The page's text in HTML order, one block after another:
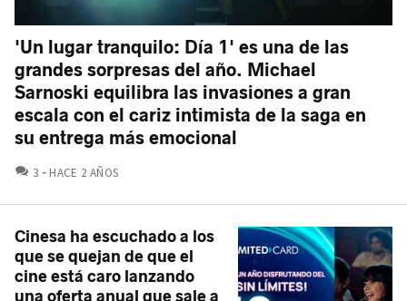
'Un lugar tranquilo: Día 1' es una de las
grandes sorpresas del año. Michael
Sarnoski equilibra las invasiones a gran
escala con el cariz intimista de la saga en
su entrega más emocional
3 COMENTARIOS
HACE 2 AÑOS
Cinesa ha escuchado a los
que se quejan de que el
cine está caro lanzando
una oferta anual que sale a